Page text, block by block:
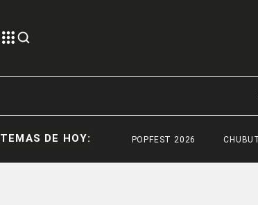
TEMAS DE HOY: POPFEST 2026 CHUBUT